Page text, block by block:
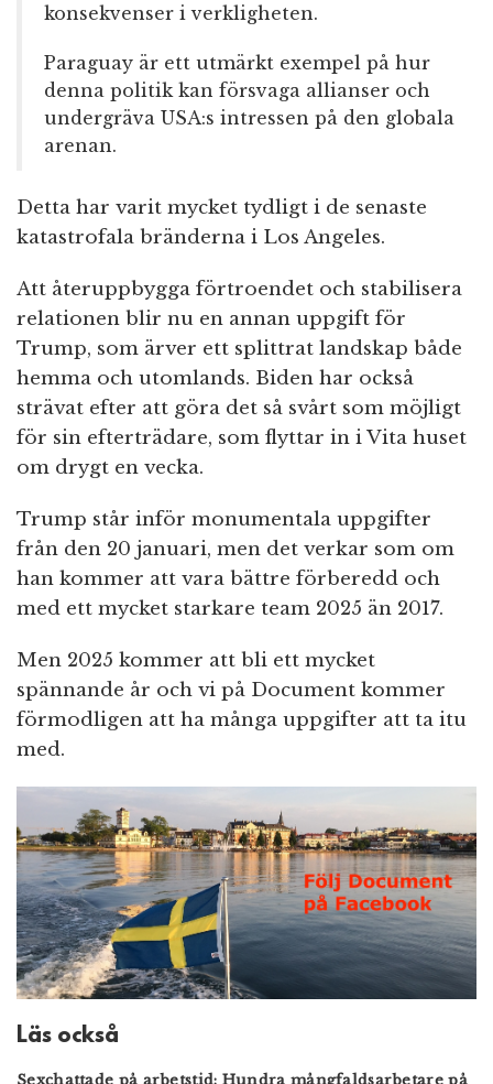
konsekvenser i verkligheten.
Paraguay är ett utmärkt exempel på hur
denna politik kan försvaga allianser och
undergräva USA:s intressen på den globala
arenan.
Detta har varit mycket tydligt i de senaste
katastrofala bränderna i Los Angeles.
Att återuppbygga förtroendet och stabilisera
relationen blir nu en annan uppgift för
Trump, som ärver ett splittrat landskap både
hemma och utomlands. Biden har också
strävat efter att göra det så svårt som möjligt
för sin efterträdare, som flyttar in i Vita huset
om drygt en vecka.
Trump står inför monumentala uppgifter
från den 20 januari, men det verkar som om
han kommer att vara bättre förberedd och
med ett mycket starkare team 2025 än 2017.
Men 2025 kommer att bli ett mycket
spännande år och vi på Document kommer
förmodligen att ha många uppgifter att ta itu
med.
Läs också
Sexchattade på arbetstid: Hundra mångfaldsarbetare på